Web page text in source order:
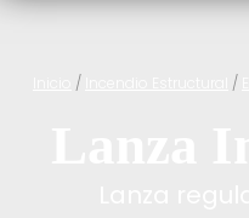
/ /